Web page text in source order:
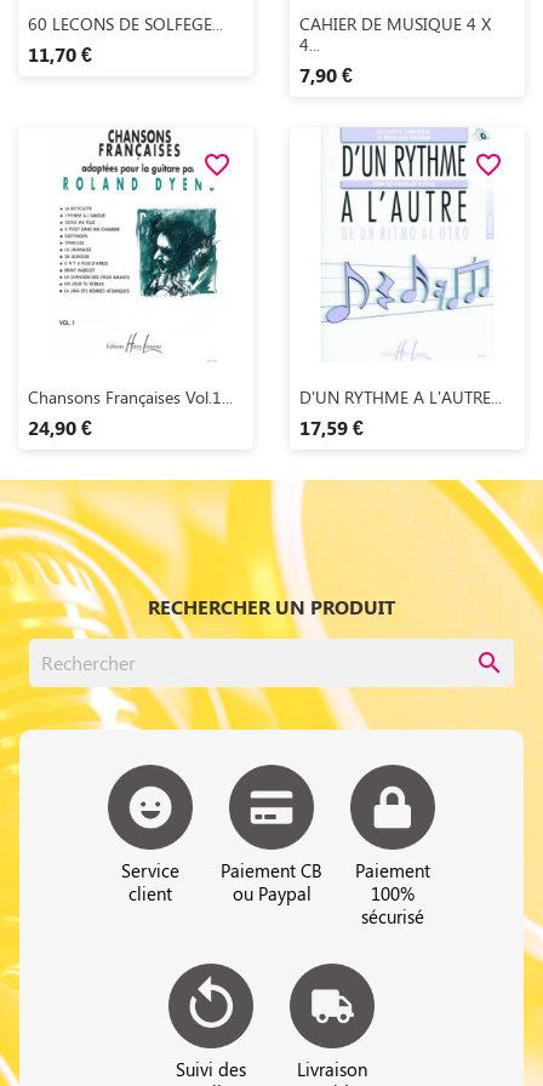
Aperçu rapide
60 LECONS DE SOLFEGE...
11,70 €
 Aperçu rapide
CAHIER DE MUSIQUE 4 X
4...
7,90 €
 Aperçu rapide
Chansons Françaises Vol.1...
24,90 €
favorite_border
Aperçu rapide
D'UN RYTHME A L'AUTRE...
17,59 €
favorite_border
RECHERCHER UN PRODUIT
search
Service
client
Paiement CB
ou Paypal
Paiement
100%
sécurisé
Suivi des
Livraison